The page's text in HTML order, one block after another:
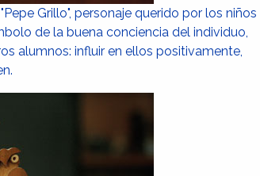
Grillo", personaje querido por los niños
de la buena conciencia del individuo,
alumnos: influir en ellos positivamente,